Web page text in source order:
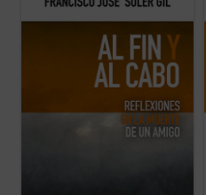
escrito a partir del fallecimiento de un
pausada meditación en torno a lo que
sabemos de ella, además de estudiar ...